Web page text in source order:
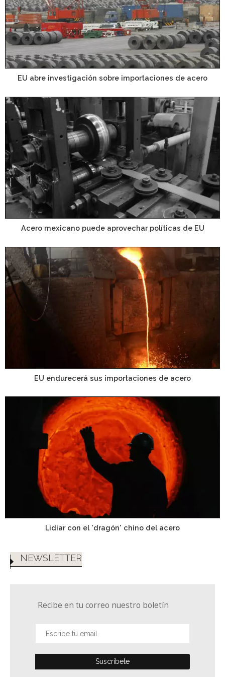
EU abre investigación sobre importaciones de acero
Acero mexicano puede aprovechar políticas de EU
EU endurecerá sus importaciones de acero
Lidiar con el 'dragón' chino del acero
NEWSLETTER
Recibe en tu correo nuestro boletín